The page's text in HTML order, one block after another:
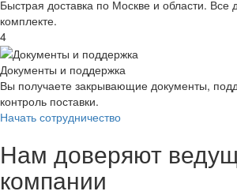
Быстрая доставка по Москве и области. Все
комплекте.
4
Документы и поддержка
Вы получаете закрывающие документы,
контроль поставки.
Начать сотрудничество
Нам доверяют
компании